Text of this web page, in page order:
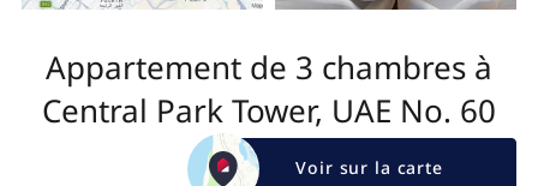
Appartement de 3 chambres à
Central Park Tower, UAE No. 60
Voir sur la carte